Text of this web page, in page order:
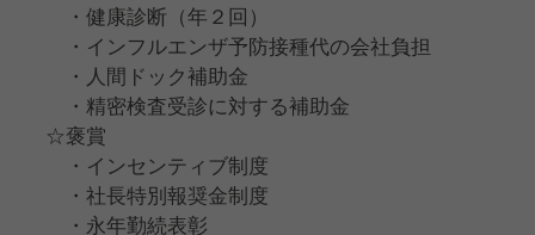
・健康診断（年２回）
・インフルエンザ予防接種代の会社負担
・人間ドック補助金
・精密検査受診に対する補助金
☆褒賞
・インセンティブ制度
・社⻑特別報奨金制度
・永年勤続表彰